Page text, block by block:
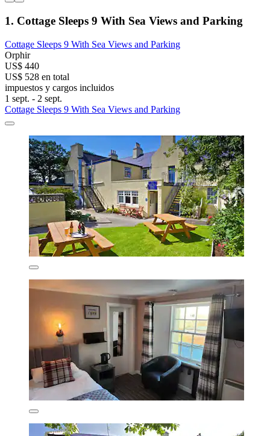
1. Cottage Sleeps 9 With Sea Views and Parking
Cottage Sleeps 9 With Sea Views and Parking
Orphir
US$ 440
US$ 528 en total
impuestos y cargos incluidos
1 sept. - 2 sept.
Cottage Sleeps 9 With Sea Views and Parking